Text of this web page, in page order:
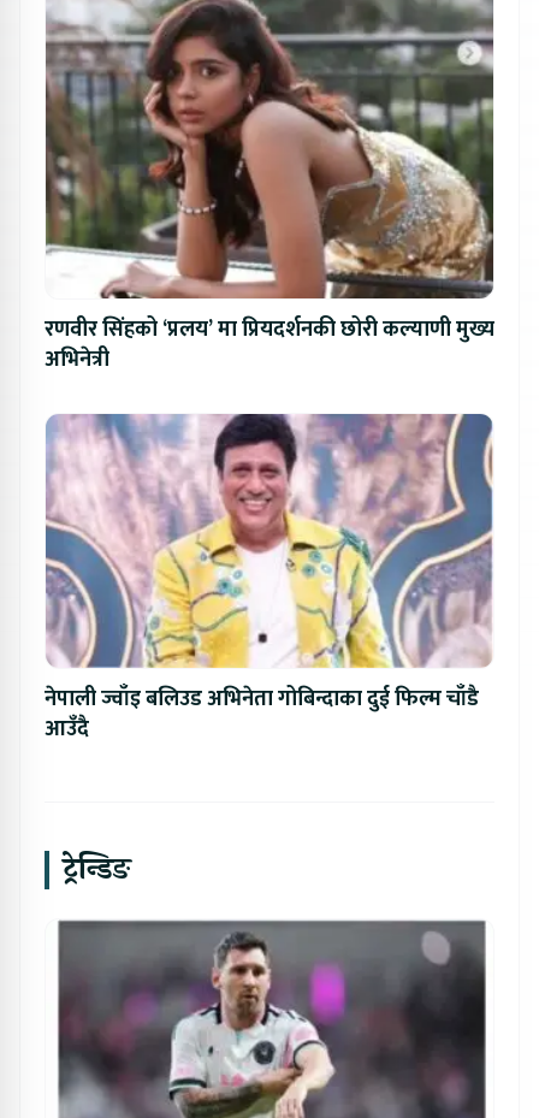
रणवीर सिंहको ‘प्रलय’ मा प्रियदर्शनकी छोरी कल्याणी मुख्य
अभिनेत्री
नेपाली ज्वाँइ बलिउड अभिनेता गोबिन्दाका दुई फिल्म चाँडै
आउँदै
ट्रेन्डिङ